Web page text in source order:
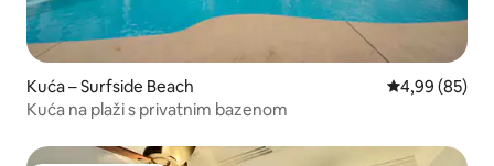
Kuća – Surfside Beach Prosječna
4,99 (85)
Kuća na plaži s privatnim bazenom